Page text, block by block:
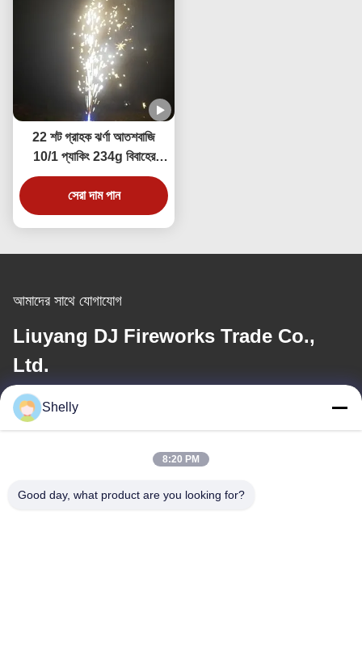
22 শট গ্রাহক ঝর্ণা আতশবাজি
10/1 প্যাকিং 234g বিবাহের
উদযাপন জন্য
সেরা দাম পান
আমাদের সাথে যোগাযোগ
Liuyang DJ Fireworks Trade Co.,
Ltd.
ই-মেইল
আমাদের ঠিকানা
Shelly
8:20 PM
Good day, what product are you looking for?